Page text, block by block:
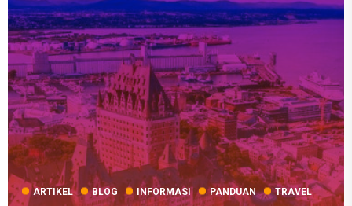
ARTIKEL BLOG INFORMASI PANDUAN TRAVEL